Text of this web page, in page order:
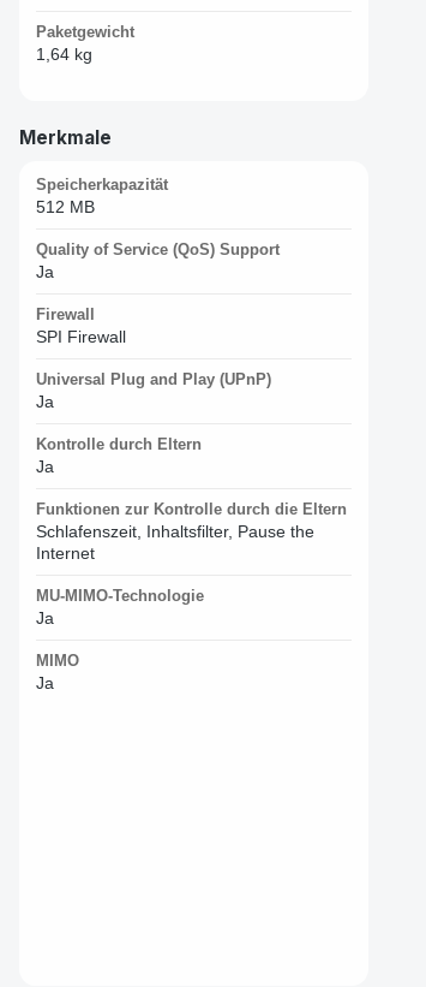
Paketgewicht
1,64 kg
Merkmale
Speicherkapazität
512 MB
Quality of Service (QoS) Support
Ja
Firewall
SPI Firewall
Universal Plug and Play (UPnP)
Ja
Kontrolle durch Eltern
Ja
Funktionen zur Kontrolle durch die Eltern
Schlafenszeit, Inhaltsfilter, Pause the
Internet
MU-MIMO-Technologie
Ja
MIMO
Ja